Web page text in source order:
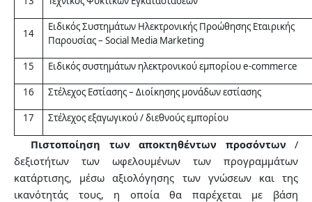
14
Ειδικός Συστημάτων Ηλεκτρονικής Προώθησης Εταιρικής
Παρουσίας – Social Media Marketing
15 Ειδικός συστημάτων ηλεκτρονικού εμπορίου e-commerce
16 Στέλεχος Εστίασης – Διοίκησης μονάδων εστίασης
17 Στέλεχος εξαγωγικού / διεθνούς εμπορίου
Πιστοποίηση των αποκτηθέντων προσόντων/
δεξιοτήτων των ωφελουμένων των προγραμμάτων
κατάρτισης, μέσω αξιολόγησης των γνώσεων και της
ικανότητάς τους, η οποία θα παρέχεται με βάση